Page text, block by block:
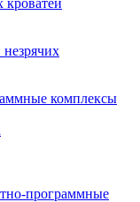
кроватей
комплексы
программные